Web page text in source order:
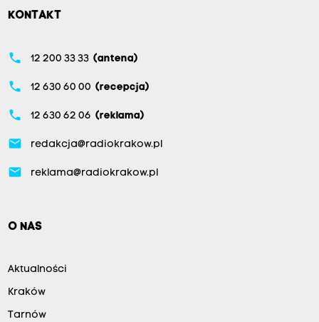
KONTAKT
phone 12 200 33 33 (antena)
phone 12 630 60 00 (recepcja)
phone 12 630 62 06 (reklama)
email redakcja@radiokrakow.pl
email reklama@radiokrakow.pl
O NAS
Aktualności
Kraków
Tarnów